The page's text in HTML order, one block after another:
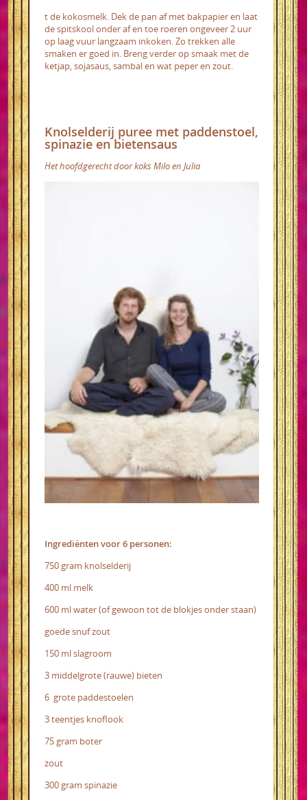
t de kokosmelk. Dek de pan af met bakpapier en laat
de spitskool onder af en toe roeren ongeveer 2 uur
op laag vuur langzaam inkoken. Zo trekken alle
smaken er goed in. Breng verder op smaak met de
ketjap, sojasaus, sambal en wat peper en zout.
Knolselderij puree met paddenstoel,
spinazie en bietensaus
Het hoofdgerecht door koks Milo en Julia
Ingrediënten voor 6 personen:
750 gram knolselderij
400 ml melk
600 ml water (of gewoon tot de blokjes onder staan)
goede snuf zout
150 ml slagroom
3 middelgrote (rauwe) bieten
6 grote paddestoelen
3 teentjes knoflook
75 gram boter
zout
300 gram spinazie